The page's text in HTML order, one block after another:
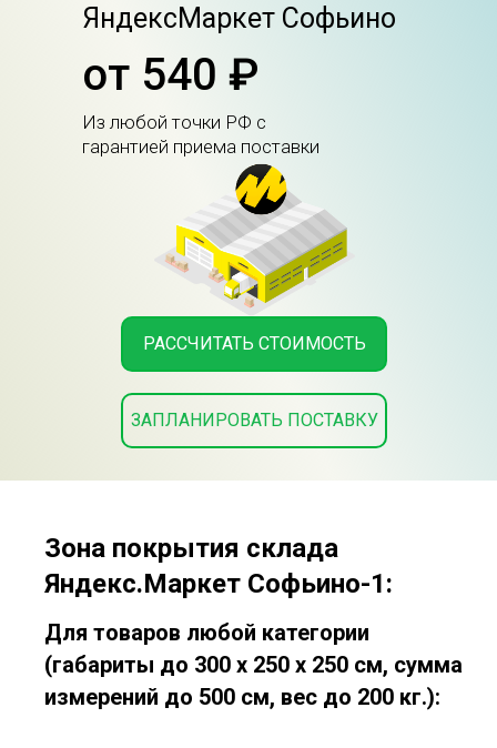
ЯндексМаркет Софьино
РАССЧИТАТЬ СТОИМОСТЬ
Из любой точки РФ с
гарантией приема поставки
ЗАПЛАНИРОВАТЬ ПОСТАВКУ
от 540 ₽
Зона покрытия склада
Яндекс.Маркет Софьино-1:
Для товаров любой категории
(габариты до 300 x 250 x 250 см, сумма
измерений до 500 см, вес до 200 кг.):